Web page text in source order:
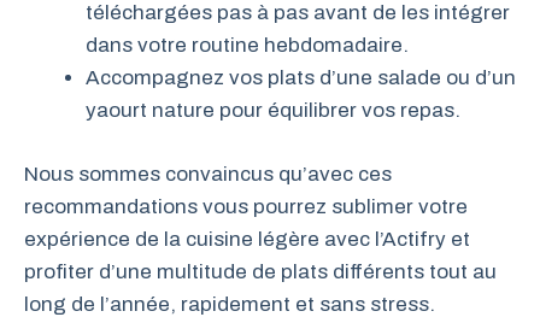
téléchargées pas à pas avant de les intégrer
dans votre routine hebdomadaire.
Accompagnez vos plats d’une salade ou d’un
yaourt nature pour équilibrer vos repas.
Nous sommes convaincus qu’avec ces
recommandations vous pourrez sublimer votre
expérience de la cuisine légère avec l’Actifry et
profiter d’une multitude de plats différents tout au
long de l’année, rapidement et sans stress.